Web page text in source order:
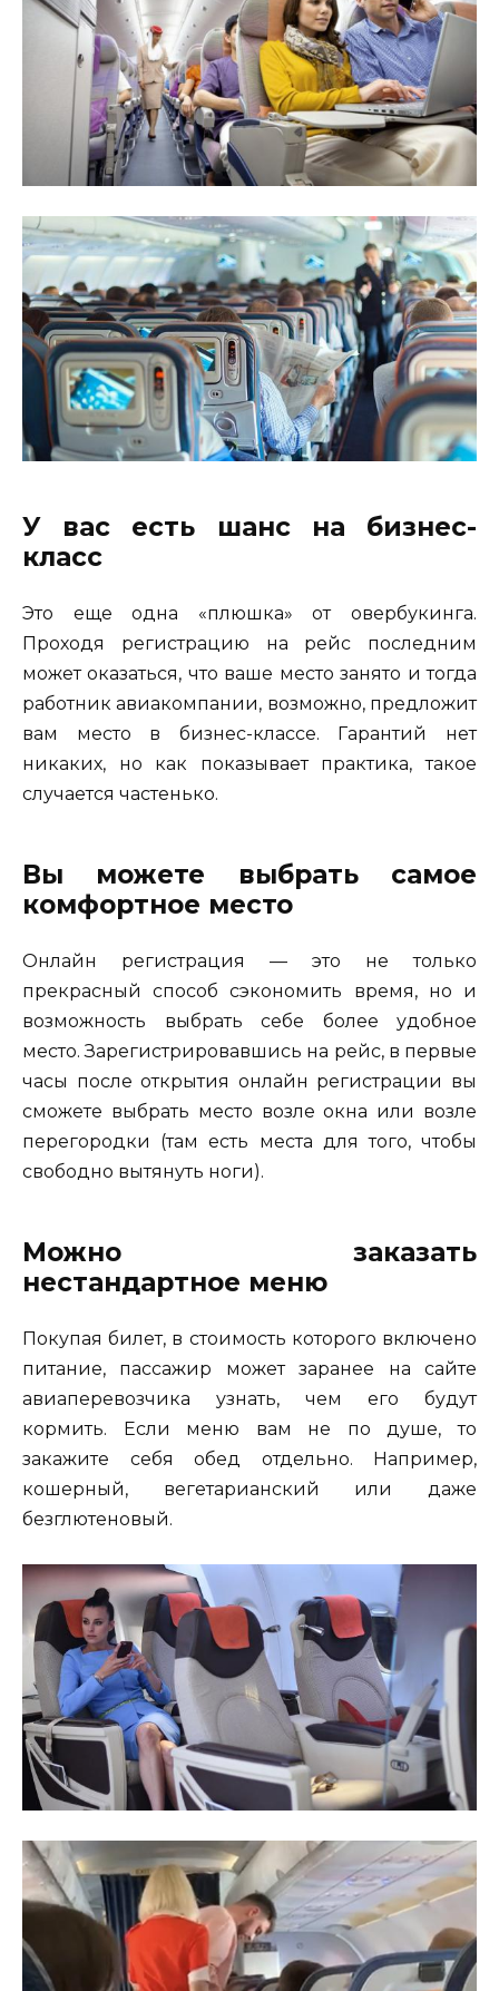
У вас есть шанс на бизнес-
класс
Это еще одна «плюшка» от овербукинга.
Проходя регистрацию на рейс последним
может оказаться, что ваше место занято и тогда
работник авиакомпании, возможно, предложит
вам место в бизнес-классе. Гарантий нет
никаких, но как показывает практика, такое
случается частенько.
Вы можете выбрать самое
комфортное место
Онлайн регистрация — это не только
прекрасный способ сэкономить время, но и
возможность выбрать себе более удобное
место. Зарегистрировавшись на рейс, в первые
часы после открытия онлайн регистрации вы
сможете выбрать место возле окна или возле
перегородки (там есть места для того, чтобы
свободно вытянуть ноги).
Можно заказать
нестандартное меню
Покупая билет, в стоимость которого включено
питание, пассажир может заранее на сайте
авиаперевозчика узнать, чем его будут
кормить. Если меню вам не по душе, то
закажите себя обед отдельно. Например,
кошерный, вегетарианский или даже
безглютеновый.